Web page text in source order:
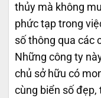
thủy mà không
phức tạp trong
số thông qua các
Những công ty
chủ sở hữu có
cùng biển số